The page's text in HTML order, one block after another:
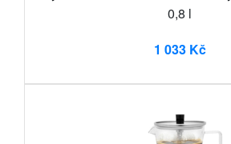
0,8 l
1 033 Kč